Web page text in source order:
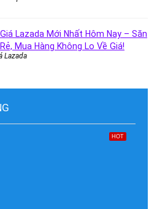
Lazada Mới Nhất Hôm Nay – Săn
Mua Hàng Không Lo Về Giá!
Lazada
HOT